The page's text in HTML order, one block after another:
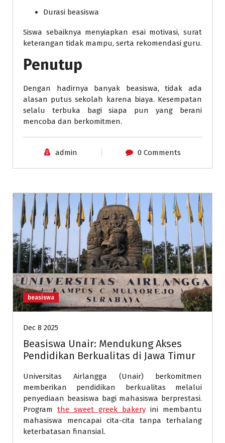
Durasi beasiswa
Siswa sebaiknya menyiapkan esai motivasi, surat
keterangan tidak mampu, serta rekomendasi guru.
Penutup
Dengan hadirnya banyak beasiswa, tidak ada
alasan putus sekolah karena biaya. Kesempatan
selalu terbuka bagi siapa pun yang berani
mencoba dan berkomitmen.
admin 0 Comments
beasiswa
Dec 8 2025
Beasiswa Unair: Mendukung Akses
Pendidikan Berkualitas di Jawa Timur
Universitas Airlangga (Unair) berkomitmen
memberikan pendidikan berkualitas melalui
penyediaan beasiswa bagi mahasiswa berprestasi.
Program the sweet greek bakery ini membantu
mahasiswa mencapai cita-cita tanpa terhalang
keterbatasan finansial.